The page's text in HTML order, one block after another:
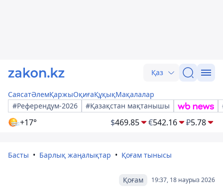
Қаз
СаясатӘлемҚаржыОқиғаҚұқықМақалалар
#Референдум-2026
#Қазақстан мақтанышы
+17° $469.85 €542.16 ₽5.78
Басты Барлық жаңалықтар Қоғам тынысы
19:37, 18 наурыз 2026
Қоғам